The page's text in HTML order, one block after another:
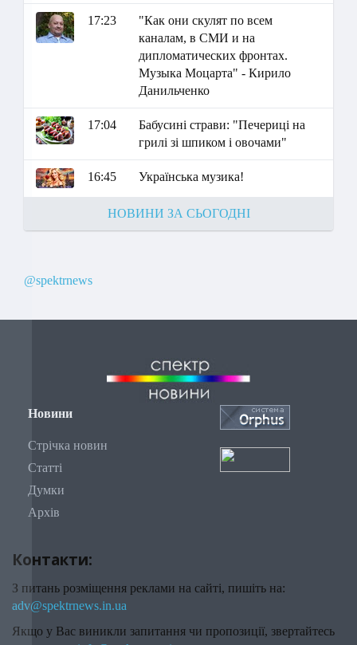
17:23
"Как они скулят по всем
каналам, в СМИ и на
дипломатических фронтах.
Музыка Моцарта" - Кирило
Данильченко
17:04
Бабусині страви: "Печериці на
грилі зі шпиком і овочами"
16:45 Українська музика!
НОВИНИ ЗА СЬОГОДНІ
@spektrnews
Новини
Стрічка новин
Статті
Думки
Архів
Контакти:
З питань розміщення реклами на сайті, пишіть на:
adv@spektrnews.in.ua
Якщо у Вас виникли запитання чи пропозиції, звертайтесь